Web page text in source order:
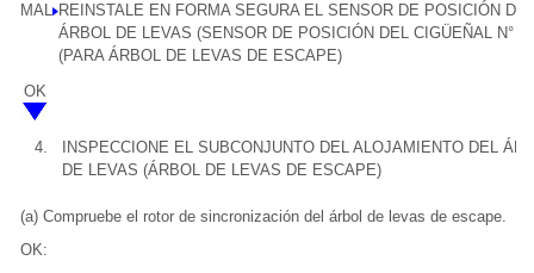
MAL REINSTALE EN FORMA SEGURA EL SENSOR DE POSICIÓN DEL
ÁRBOL DE LEVAS (SENSOR DE POSICIÓN DEL CIGÜEÑAL N° 1)
(PARA ÁRBOL DE LEVAS DE ESCAPE)
OK
4.
INSPECCIONE EL SUBCONJUNTO DEL ALOJAMIENTO DEL
DE LEVAS (ÁRBOL DE LEVAS DE ESCAPE)
(a) Compruebe el rotor de sincronización del árbol de levas de escape.
OK: